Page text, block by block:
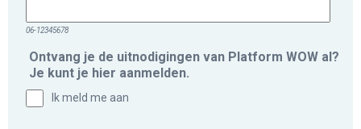
06-12345678
Ontvang je de uitnodigingen van Platform WOW al?
Je kunt je hier aanmelden.
Ik meld me aan